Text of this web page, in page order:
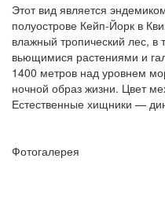
Этот вид является
полуострове Кейп-Йорк в
влажный тропический лес, в
вьющимися растениями и
1400 метров над уровнем
ночной образ жизни. Цвет
Естественные хищники —
Фотогалерея